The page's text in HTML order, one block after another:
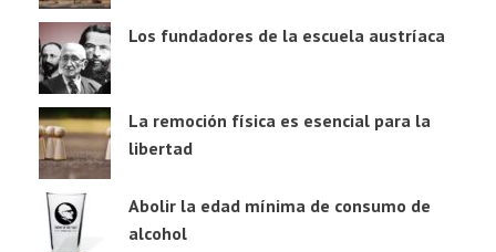
Los fundadores de la escuela austríaca
La remoción física es esencial para la
libertad
Abolir la edad mínima de consumo de
alcohol